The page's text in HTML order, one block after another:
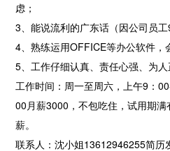
虑；
3、能说流利的广东话（因公司员工
4、熟练运用OFFICE等办公软件，
5、工作仔细认真、责任心强、为人
工作时间：周一至周六，上午9：
00月薪3000，不包吃住，试用期
薪。
联系人：沈小姐13612946255简历